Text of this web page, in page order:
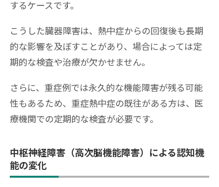
するケースです。
こうした臓器障害は、熱中症からの回復後も長期
的な影響を及ぼすことがあり、場合によっては定
期的な検査や治療が欠かせません。
さらに、重症例では永久的な機能障害が残る可能
性もあるため、重症熱中症の既往がある方は、医
療機関での定期的な検査が必要です。
中枢神経障害（高次脳機能障害）による認知機
能の変化